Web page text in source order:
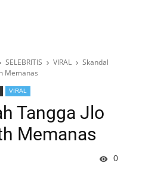
SELEBRITIS VIRAL
Skandal
Memanas
VIRAL
Tangga Jlo
Memanas
0